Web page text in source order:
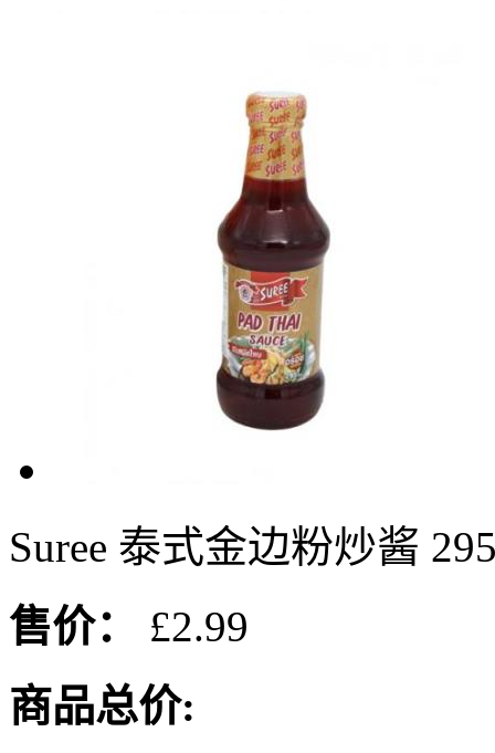
Suree 泰式金边粉炒酱
售价：
£2.99
商品总价: